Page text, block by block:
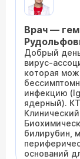
Врач —
Добрый
вирус-
которая
инфекцию
ядерный).
билирубин,
оснований